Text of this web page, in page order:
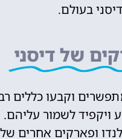
בעולם.
של דיסני
וקבעו כללים
ויקפיד לשמור עליהם.
ופארקים אחרים